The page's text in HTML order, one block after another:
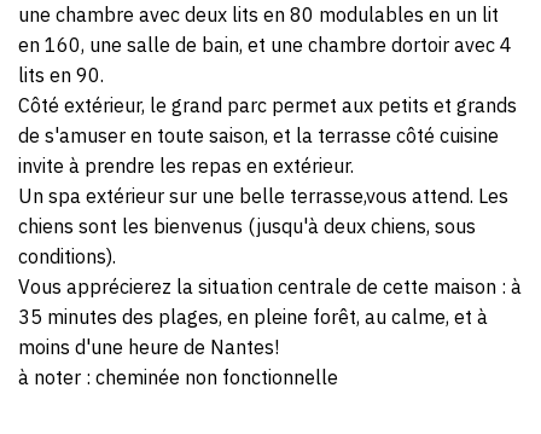
une chambre avec deux lits en 80 modulables en un lit
en 160, une salle de bain, et une chambre dortoir avec 4
lits en 90.
Côté extérieur, le grand parc permet aux petits et grands
de s'amuser en toute saison, et la terrasse côté cuisine
invite à prendre les repas en extérieur.
Un spa extérieur sur une belle terrasse,vous attend. Les
chiens sont les bienvenus (jusqu'à deux chiens, sous
conditions).
Vous apprécierez la situation centrale de cette maison : à
35 minutes des plages, en pleine forêt, au calme, et à
moins d'une heure de Nantes!
à noter : cheminée non fonctionnelle